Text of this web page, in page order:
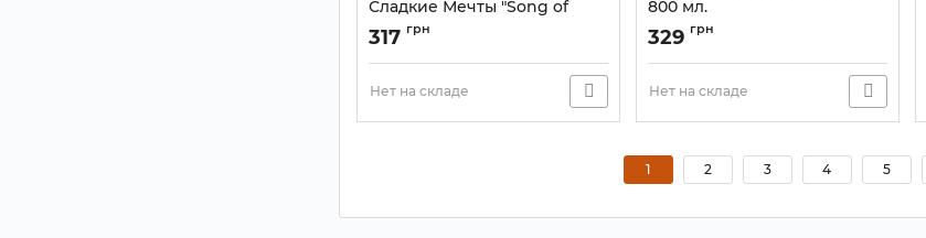
Сладкие Мечты "Song of
India" 10ml
Артикул:
317 грн
Нет на складе
800 мл.
Артикул: 9110534
329 грн
Нет на складе
1 2 3 4 5